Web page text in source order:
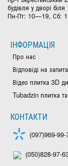
будівля у дворі біля
Пн-Пт: 10—19, Сб:
ІНФОРМАЦІЯ
Про нас
Відповіді на
Відео плитка 3D
Tubadzin плитка
КОНТАКТИ
(097)969-99-
(050)828-97-